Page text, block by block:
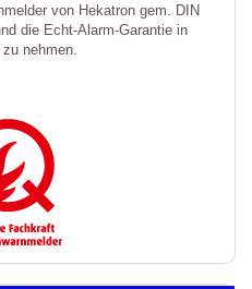
von Hekatron gem. DIN
die Echt-Alarm-Garantie in
nehmen.